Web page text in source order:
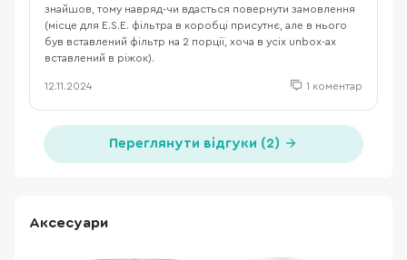
знайшов, тому навряд-чи вдасться повернути замовлення
(місце для E.S.E. фільтра в коробці присутнє, але в нього
був вставлений фільтр на 2 порції, хоча в усіх unbox-ах
вставлений в ріжок).
12.11.2024 1 коментар
Переглянути відгуки (2)
Аксесуари